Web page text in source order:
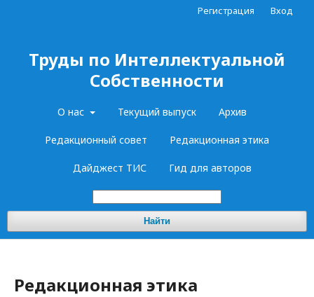
Труды по Интеллектуальной
Собственности
О нас Текущий выпуск Архив
Редакционный совет Редакционная этика
Дайджест ТИС Гид для авторов
Найти
Регистрация Вход
Редакционная этика